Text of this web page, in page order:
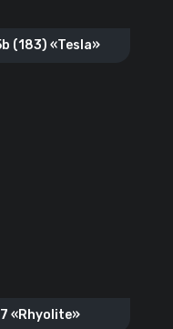
(183) «Tesla»
«Rhyolite»